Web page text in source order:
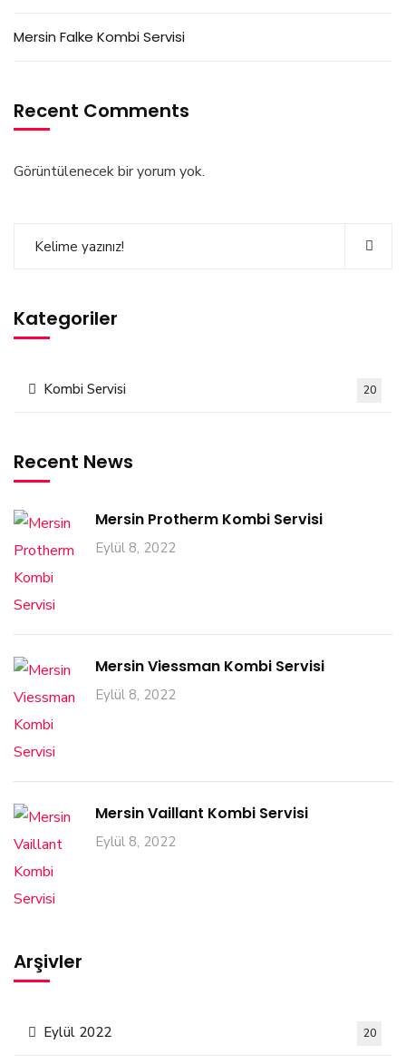
Mersin Falke Kombi Servisi
Recent Comments
Görüntülenecek bir yorum yok.
Kategoriler
Kombi Servisi 20
Recent News
Mersin Protherm Kombi Servisi
Eylül 8, 2022
Mersin Viessman Kombi Servisi
Eylül 8, 2022
Mersin Vaillant Kombi Servisi
Eylül 8, 2022
Arşivler
Eylül 2022 20